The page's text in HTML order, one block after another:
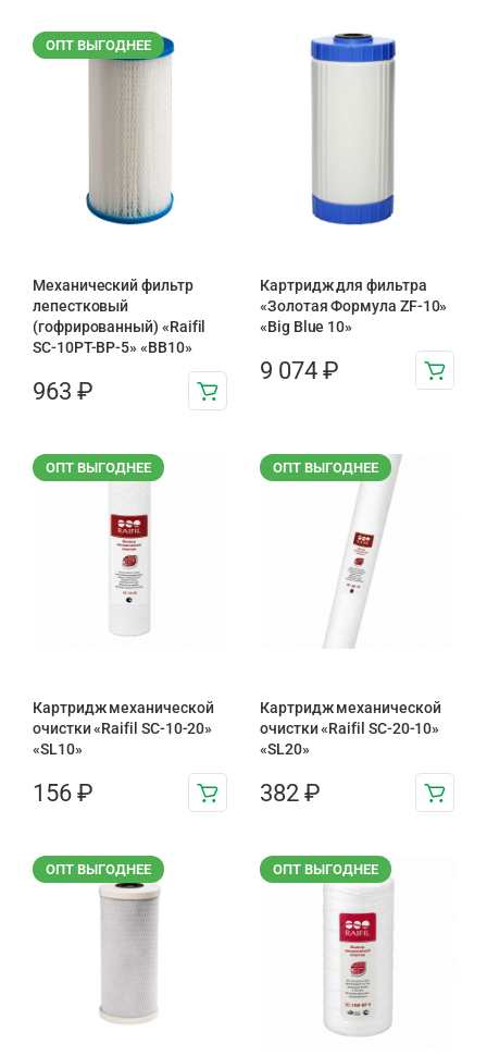
ОПТ ВЫГОДНЕЕ
Механический фильтр
лепестковый
(гофрированный) «Raifil
SC-10PT-ВР-5» «BB10»
963 ₽
Картридж для фильтра
«Золотая Формула ZF-10»
«Big Blue 10»
9 074 ₽
ОПТ ВЫГОДНЕЕ
Картридж механической
очистки «Raifil SC-10-20»
«SL10»
156 ₽
ОПТ ВЫГОДНЕЕ
Картридж механической
очистки «Raifil SC-20-10»
«SL20»
382 ₽
ОПТ ВЫГОДНЕЕ ОПТ ВЫГОДНЕЕ